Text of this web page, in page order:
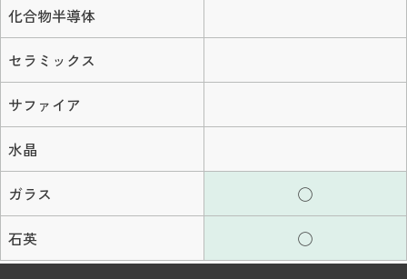
化合物半導体
セラミックス
サファイア
水晶
ガラス ◯
石英 ◯